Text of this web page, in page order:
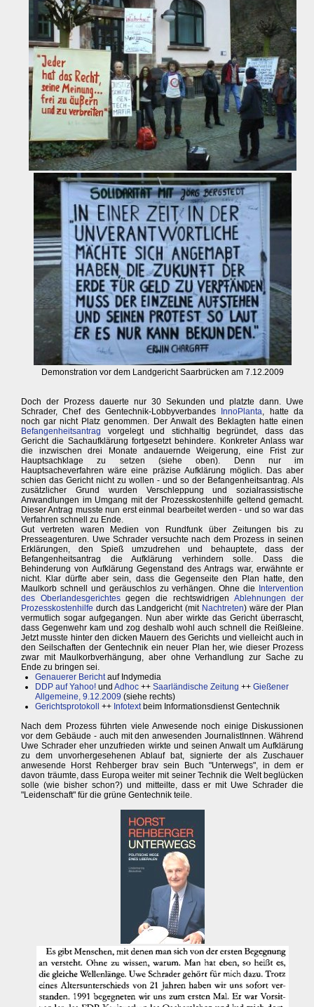
Demonstration vor dem Landgericht Saarbrücken am 7.12.2009
Doch der Prozess dauerte nur 30 Sekunden und platzte dann. Uwe
Schrader, Chef des Gentechnik-Lobbyverbandes
InnoPlanta, hatte da
noch gar nicht Platz genommen. Der Anwalt des Beklagten hatte einen
Befangenheitsantrag vorgelegt und stichhaltig begründet, dass das
Gericht die Sachaufklärung fortgesetzt behindere. Konkreter Anlass war
die inzwischen drei Monate andauernde Weigerung, eine Frist zur
Hauptsachklage zu setzen (siehe oben). Denn nur im
Hauptsacheverfahren wäre eine präzise Aufklärung möglich. Das aber
schien das Gericht nicht zu wollen - und so der Befangenheitsantrag. Als
zusätzlicher Grund wurden Verschleppung und sozialrassistische
Anwandlungen im Umgang mit der Prozesskostenhilfe geltend gemacht.
Dieser Antrag musste nun erst einmal bearbeitet werden - und so war das
Verfahren schnell zu Ende.
Gut vertreten waren Medien von Rundfunk über Zeitungen bis zu
Presseagenturen. Uwe Schrader versuchte nach dem Prozess in seinen
Erklärungen, den Spieß umzudrehen und behauptete, dass der
Befangenheitsantrag die Aufklärung verhindern solle. Dass die
Behinderung von Aufklärung Gegenstand des Antrags war, erwähnte er
nicht. Klar dürfte aber sein, dass die Gegenseite den Plan hatte, den
Maulkorb schnell und geräuschlos zu verhängen. Ohne die
Intervention
des Oberlandesgerichtesgegen die rechtswidrigen Ablehnungen der
Prozesskostenhilfe durch das Landgericht (mit Nachtreten) wäre der Plan
vermutlich sogar aufgegangen. Nun aber wirkte das Gericht überrascht,
dass Gegenwehr kam und zog deshalb wohl auch schnell die Reißleine.
Jetzt musste hinter den dicken Mauern des Gerichts und vielleicht auch in
den Seilschaften der Gentechnik ein neuer Plan her, wie dieser Prozess
zwar mit Maulkorbverhängung, aber ohne Verhandlung zur Sache zu
Ende zu bringen sei.
Genauerer Berichtauf Indymedia
DDP auf Yahoo! und Adhoc ++ Saarländische Zeitung ++ Gießener
Allgemeine, 9.12.2009 (siehe rechts)
Gerichtsprotokoll
++ Infotextbeim Informationsdienst Gentechnik
Nach dem Prozess führten viele Anwesende noch einige Diskussionen
vor dem Gebäude - auch mit den anwesenden JournalistInnen. Während
Uwe Schrader eher unzufrieden wirkte und seinen Anwalt um Aufklärung
zu dem unvorhergesehenen Ablauf bat, signierte der als Zuschauer
anwesende Horst Rehberger brav sein Buch "Unterwegs", in dem er
davon träumte, dass Europa weiter mit seiner Technik die Welt beglücken
solle (wie bisher schon?) und mitteilte, dass er mit Uwe Schrader die
"Leidenschaft" für die grüne Gentechnik teile.